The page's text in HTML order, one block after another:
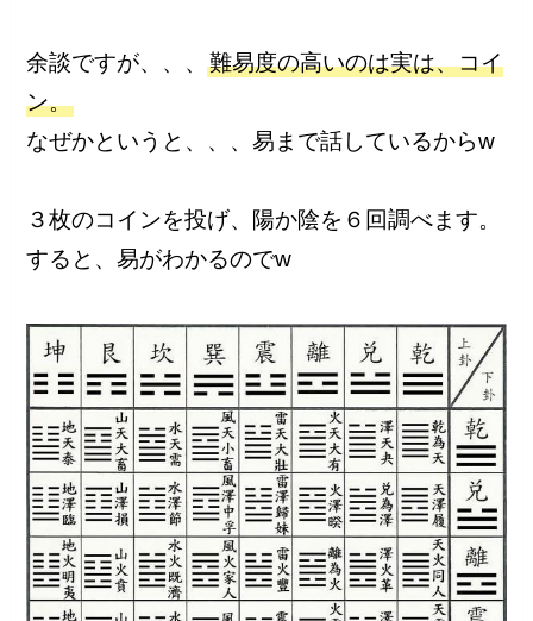
余談ですが、、、難易度の高いのは実は、コイ
ン。
なぜかというと、、、易まで話しているからw
３枚のコインを投げ、陽か陰を６回調べます。
すると、易がわかるのでw